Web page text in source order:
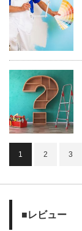
1 2 3
■レビュー